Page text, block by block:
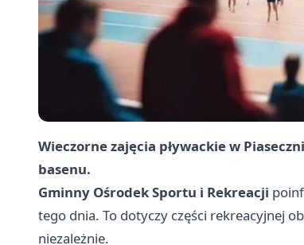
Wieczorne zajęcia pływackie w
basenu.
Gminny Ośrodek Sportu i Rekreacji
tego dnia. To dotyczy części rekreacyjnej
niezależnie.